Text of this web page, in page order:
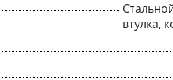
втулка,